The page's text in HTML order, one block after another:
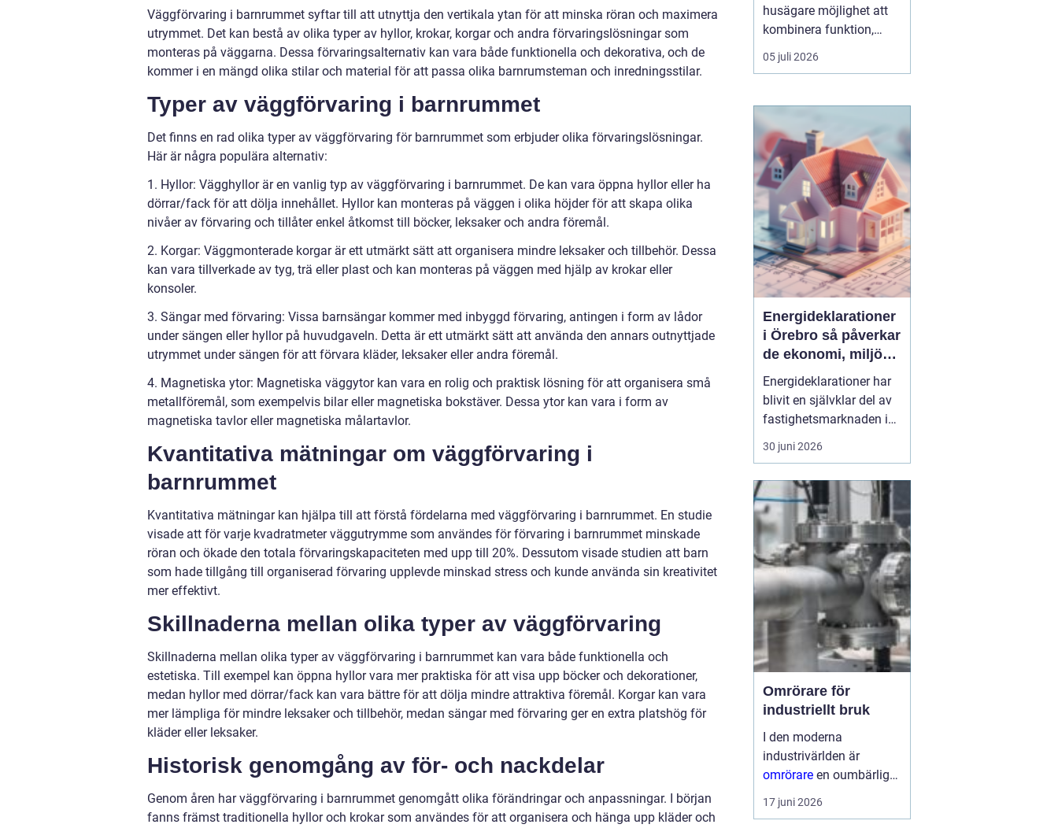
Väggförvaring i barnrummet syftar till att utnyttja den vertikala ytan för att minska röran och maximera
utrymmet. Det kan bestå av olika typer av hyllor, krokar, korgar och andra förvaringslösningar som
monteras på väggarna. Dessa förvaringsalternativ kan vara både funktionella och dekorativa, och de
kommer i en mängd olika stilar och material för att passa olika barnrumsteman och inredningsstilar.
Typer av väggförvaring i barnrummet
Det finns en rad olika typer av väggförvaring för barnrummet som erbjuder olika förvaringslösningar.
Här är några populära alternativ:
1. Hyllor: Vägghyllor är en vanlig typ av väggförvaring i barnrummet. De kan vara öppna hyllor eller ha
dörrar/fack för att dölja innehållet. Hyllor kan monteras på väggen i olika höjder för att skapa olika
nivåer av förvaring och tillåter enkel åtkomst till böcker, leksaker och andra föremål.
2. Korgar: Väggmonterade korgar är ett utmärkt sätt att organisera mindre leksaker och tillbehör. Dessa
kan vara tillverkade av tyg, trä eller plast och kan monteras på väggen med hjälp av krokar eller
konsoler.
3. Sängar med förvaring: Vissa barnsängar kommer med inbyggd förvaring, antingen i form av lådor
under sängen eller hyllor på huvudgaveln. Detta är ett utmärkt sätt att använda den annars outnyttjade
utrymmet under sängen för att förvara kläder, leksaker eller andra föremål.
4. Magnetiska ytor: Magnetiska väggytor kan vara en rolig och praktisk lösning för att organisera små
metallföremål, som exempelvis bilar eller magnetiska bokstäver. Dessa ytor kan vara i form av
magnetiska tavlor eller magnetiska målartavlor.
Kvantitativa mätningar om väggförvaring i
barnrummet
Kvantitativa mätningar kan hjälpa till att förstå fördelarna med väggförvaring i barnrummet. En studie
visade att för varje kvadratmeter väggutrymme som användes för förvaring i barnrummet minskade
röran och ökade den totala förvaringskapaciteten med upp till 20%. Dessutom visade studien att barn
som hade tillgång till organiserad förvaring upplevde minskad stress och kunde använda sin kreativitet
mer effektivt.
Skillnaderna mellan olika typer av väggförvaring
Skillnaderna mellan olika typer av väggförvaring i barnrummet kan vara både funktionella och
estetiska. Till exempel kan öppna hyllor vara mer praktiska för att visa upp böcker och dekorationer,
medan hyllor med dörrar/fack kan vara bättre för att dölja mindre attraktiva föremål. Korgar kan vara
mer lämpliga för mindre leksaker och tillbehör, medan sängar med förvaring ger en extra platshög för
kläder eller leksaker.
Historisk genomgång av för- och nackdelar
Genom åren har väggförvaring i barnrummet genomgått olika förändringar och anpassningar. I början
fanns främst traditionella hyllor och krokar som användes för att organisera och hänga upp kläder och
husägare möjlighet att
kombinera funktion,
energioptimering och
arkitektur på ett sätt som
05 juli 2026
Energideklarationer
i Örebro så påverkar
de ekonomi, miljö
och boende
Energideklarationer har
blivit en självklar del av
fastighetsmarknaden i
Sverige. De visar hur
mycket energi en
vilka åtgärder som kan
minska förbrukningen.
För bostadsägare och
fastighetsförvaltare i
Örebro handlar det både
om p...
30 juni 2026
Omrörare för
industriellt bruk
I den moderna
industrivärlden är
omrörare en oumbärlig
del av många
produktionsprocesser.
17 juni 2026